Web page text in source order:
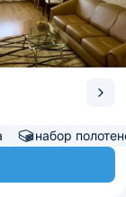
набор